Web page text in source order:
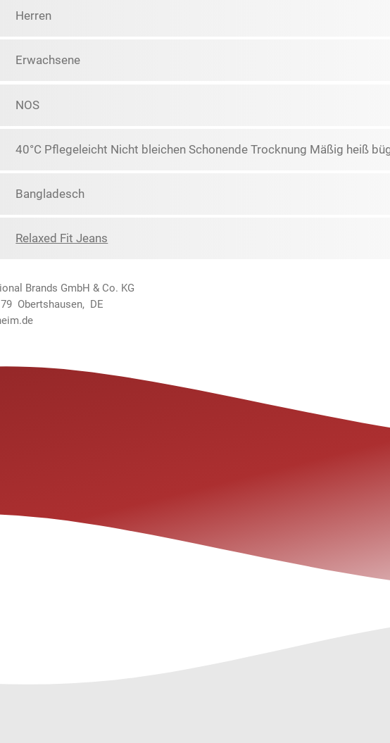
Herren
Erwachsene
NOS
40°C Pflegeleicht Nicht bleichen Schonende Trocknung Mäßig heiß
Bangladesch
Relaxed Fit Jeans
Brands GmbH & Co. KG
Obertshausen, DE